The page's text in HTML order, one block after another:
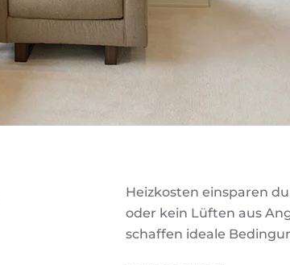
Heizkosten einsparen
oder kein Lüften aus
schaffen ideale